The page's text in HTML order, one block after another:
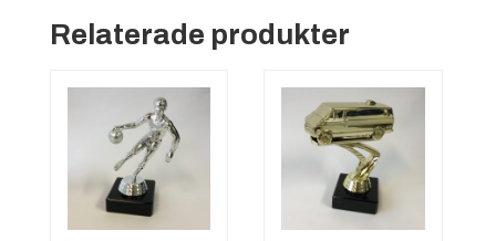
Relaterade produkter